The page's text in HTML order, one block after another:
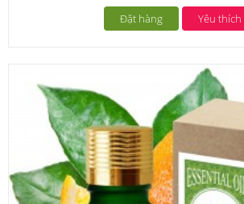
Đặt hàng Yêu thích